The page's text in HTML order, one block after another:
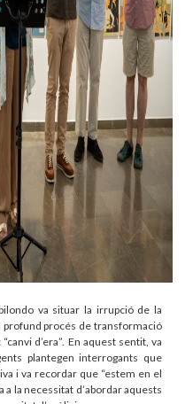
va situar la irrupció de la
profund procés de transformació
d’era”. En aquest sentit, va
plantegen interrogants que
i va recordar que “estem en el
la necessitat d’abordar aquests